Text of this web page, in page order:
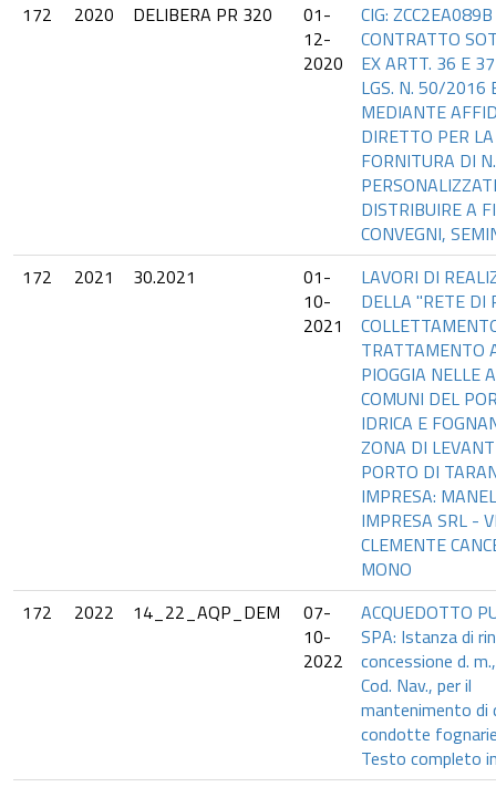
172
2020 DELIBERA PR 320
01-
12-
2020
CIG:
CONTRATTO
EX ARTT. 36 E
LGS. N. 50/2016
MEDIANTE
DIRETTO PER LA
FORNITURA DI
DISTRIBUIRE A
CONVEGNI,
172
2021 30.2021
01-
10-
2021
LAVORI DI
DELLA "RETE DI
TRATTAMENTO
PIOGGIA NELLE
COMUNI DEL
IDRICA E
ZONA DI
PORTO DI
IMPRESA:
IMPRESA SRL -
CLEMENTE
MONO
172
2022 14_22_AQP_DEM
07-
10-
2022
ACQUEDOTTO
SPA: Istanza di
concessione d.
Cod. Nav., per il
mantenimento di
condotte
Testo completo